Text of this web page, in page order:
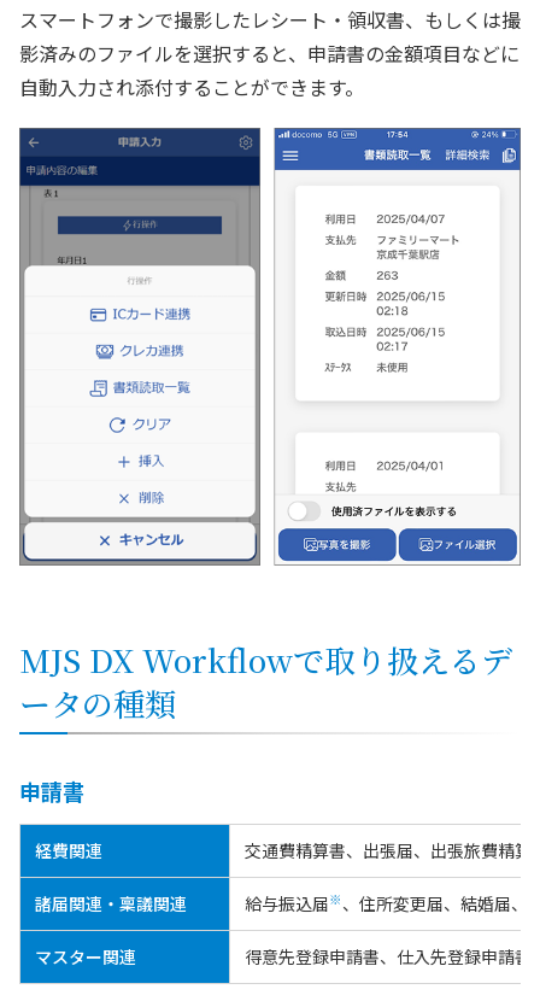
スマートフォンで撮影したレシート・領収書、もしくは撮
影済みのファイルを選択すると、申請書の金額項目などに
自動入力され添付することができます。
MJS DX Workflowで取り扱えるデ
ータの種類
申請書
経費関連 交通費精算書、出張届、出張旅費精
諸届関連・稟議関連 給与振込届※ 、住所変更届、結婚届、
マスター関連 得意先登録申請書、仕入先登録申請